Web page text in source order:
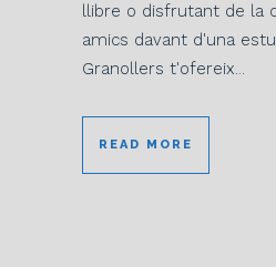
llibre o disfrutant de la
amics davant d'una
Granollers t'ofereix...
READ MORE